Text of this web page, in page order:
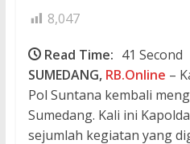
8,047
Read Time: 41 Second
SUMEDANG, RB.Online –
Pol Suntana kembali
Sumedang. Kali ini
sejumlah kegiatan yang